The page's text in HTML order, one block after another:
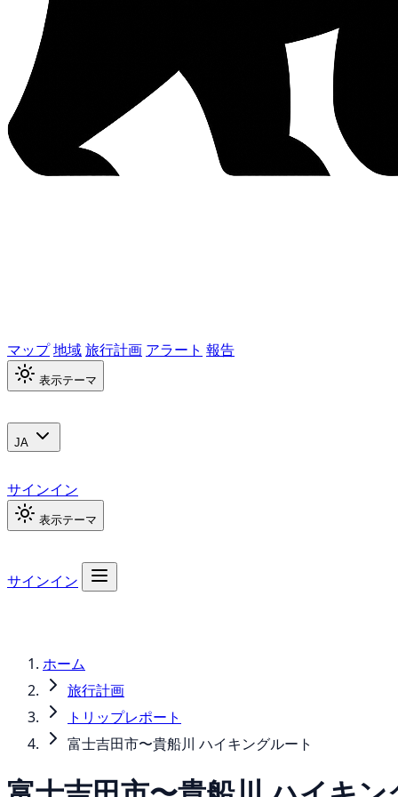
マップ地域旅行計画 アラート 報告
表示テーマ
JA
サインイン
表示テーマ
サインイン
ホーム
旅行計画
トリップレポート
富士吉田市〜貴船川 ハイキングルート